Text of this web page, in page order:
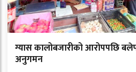
ग्यास कालोबजारीको आरोपपछि
अनुगमन